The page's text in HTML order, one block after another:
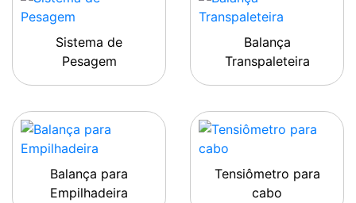
Sistema de
Pesagem
Balança
Transpaleteira
Balança para
Empilhadeira
Tensiômetro para
cabo